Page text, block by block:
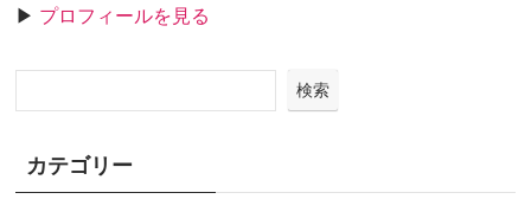
▶ プロフィールを見る
検索
カテゴリー